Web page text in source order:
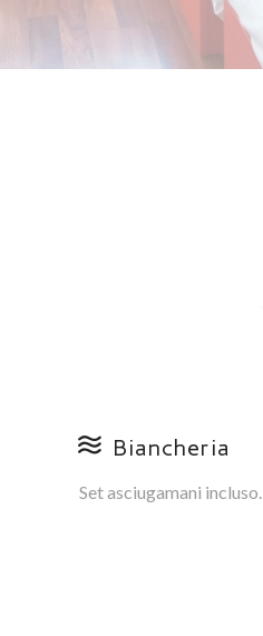
Biancheria
Set asciugamani incluso.